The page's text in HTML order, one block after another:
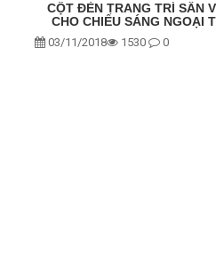
CỘT ĐÈN TRANG TRÍ SÂN
CHO CHIẾU SÁNG NGOẠI
03/11/2018 1530 0